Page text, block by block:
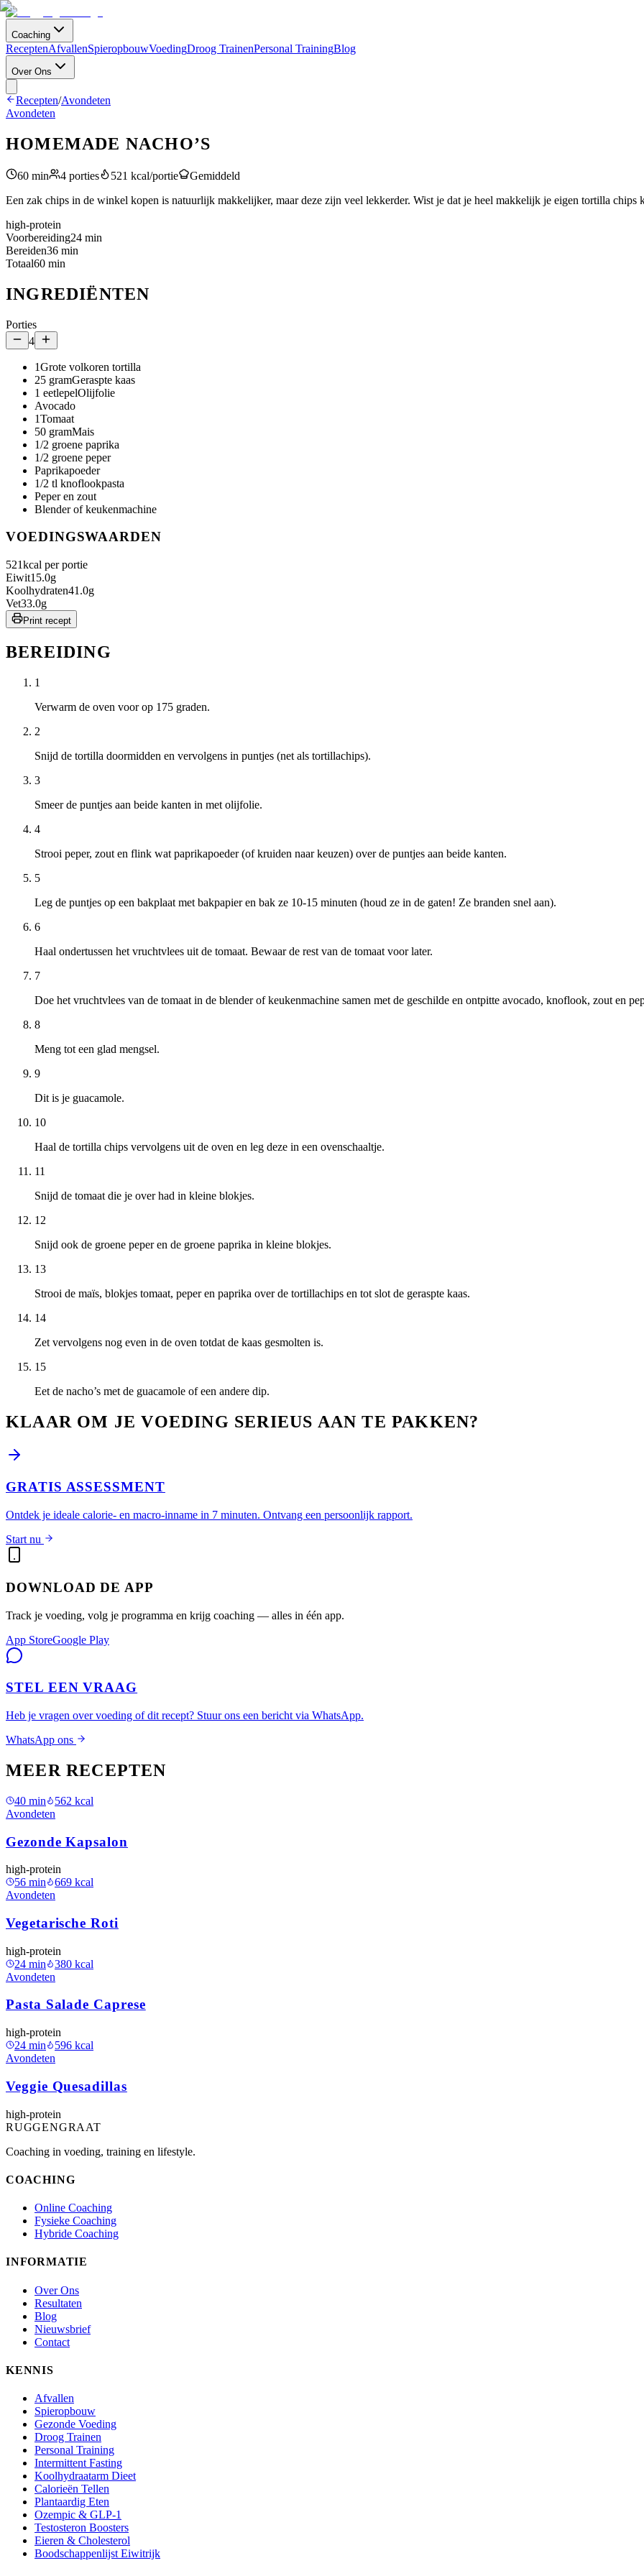
Coaching
ReceptenAfvallenSpieropbouwVoedingDroog TrainenPersonal TrainingBlog
Over Ons
Recepten/Avondeten
Avondeten
HOMEMADE NACHO’S
60 min 4 porties 521 kcal/portie
Gemiddeld
Een zak chips in de winkel kopen is natuurlijk makkelijker, maar deze zijn veel lekkerder. Wist je dat je heel makkelijk je eigen tortilla chips
high-protein
Voorbereiding24 min
Bereiden36 min
Totaal60 min
INGREDIËNTEN
Porties
4
1Grote volkoren tortilla
25 gramGeraspte kaas
1 eetlepelOlijfolie
Avocado
1Tomaat
50 gramMais
1/2 groene paprika
1/2 groene peper
Paprikapoeder
1/2 tl knoflookpasta
Peper en zout
Blender of keukenmachine
VOEDINGSWAARDEN
521kcal per portie
Eiwit15.0g
Koolhydraten41.0g
Vet33.0g
Print recept
BEREIDING
1
Verwarm de oven voor op 175 graden.
2
Snijd de tortilla doormidden en vervolgens in puntjes (net als tortillachips).
3
Smeer de puntjes aan beide kanten in met olijfolie.
4
Strooi peper, zout en flink wat paprikapoeder (of kruiden naar keuzen) over de puntjes aan beide kanten.
5
Leg de puntjes op een bakplaat met bakpapier en bak ze 10-15 minuten (houd ze in de gaten! Ze branden snel aan).
6
Haal ondertussen het vruchtvlees uit de tomaat. Bewaar de rest van de tomaat voor later.
7
Doe het vruchtvlees van de tomaat in de blender of keukenmachine samen met de geschilde en ontpitte avocado, knoflook, zout en
8
Meng tot een glad mengsel.
9
Dit is je guacamole.
10
Haal de tortilla chips vervolgens uit de oven en leg deze in een ovenschaaltje.
11
Snijd de tomaat die je over had in kleine blokjes.
12
Snijd ook de groene peper en de groene paprika in kleine blokjes.
13
Strooi de maïs, blokjes tomaat, peper en paprika over de tortillachips en tot slot de geraspte kaas.
14
Zet vervolgens nog even in de oven totdat de kaas gesmolten is.
15
Eet de nacho’s met de guacamole of een andere dip.
KLAAR OM JE VOEDING SERIEUS AAN TE PAKKEN?
GRATIS ASSESSMENT
Ontdek je ideale calorie- en macro-inname in 7 minuten. Ontvang een persoonlijk rapport.
Start nu
DOWNLOAD DE APP
Track je voeding, volg je programma en krijg coaching — alles in één app.
App StoreGoogle Play
STEL EEN VRAAG
Heb je vragen over voeding of dit recept? Stuur ons een bericht via WhatsApp.
WhatsApp ons
MEER RECEPTEN
40 min 562 kcal
Avondeten
Gezonde Kapsalon
high-protein
56 min 669 kcal
Avondeten
Vegetarische Roti
high-protein
24 min 380 kcal
Avondeten
Pasta Salade Caprese
high-protein
24 min 596 kcal
Avondeten
Veggie Quesadillas
high-protein
RUGGENGRAAT
Coaching in voeding, training en lifestyle.
COACHING
Online Coaching
Fysieke Coaching
Hybride Coaching
INFORMATIE
Over Ons
Resultaten
Blog
Nieuwsbrief
Contact
KENNIS
Afvallen
Spieropbouw
Gezonde Voeding
Droog Trainen
Personal Training
Intermittent Fasting
Koolhydraatarm Dieet
Calorieën Tellen
Plantaardig Eten
Ozempic & GLP-1
Testosteron Boosters
Eieren & Cholesterol
Boodschappenlijst Eiwitrijk